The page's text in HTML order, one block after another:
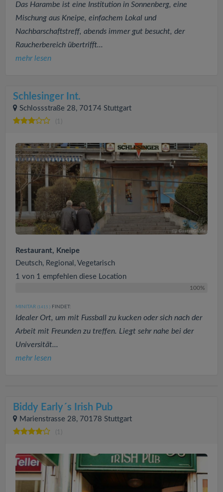
Das Harambe ist eine Institution in Sonnenberg, eine
Mischung aus Kneipe, einfachem Lokal und
Nachbarschaftstreff, abends immer gut besucht, der
Raucherbereich übertrifft...
mehr lesen
Schlesinger Int.
Schlossstraße 28, 70174 Stuttgart
(1)
Restaurant, Kneipe
Deutsch, Regional, Vegetarisch
1 von 1 empfehlen diese Location
100%
MINITAR (1415 ) FINDET:
Idealer Ort, um mit Fussball zu kucken oder sich nach der
Arbeit mit Freunden zu treffen. Liegt sehr nahe bei der
Universität...
mehr lesen
Biddy Early´s Irish Pub
Marienstrasse 28, 70178 Stuttgart
(1)